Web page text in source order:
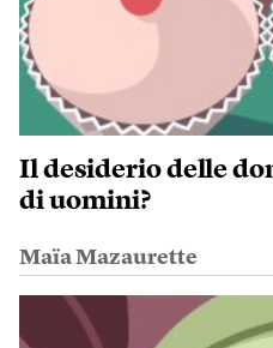
Il desiderio delle
di uomini?
Maïa Mazaurette